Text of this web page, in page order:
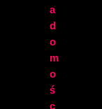
a
d
o
m
o
ś
c